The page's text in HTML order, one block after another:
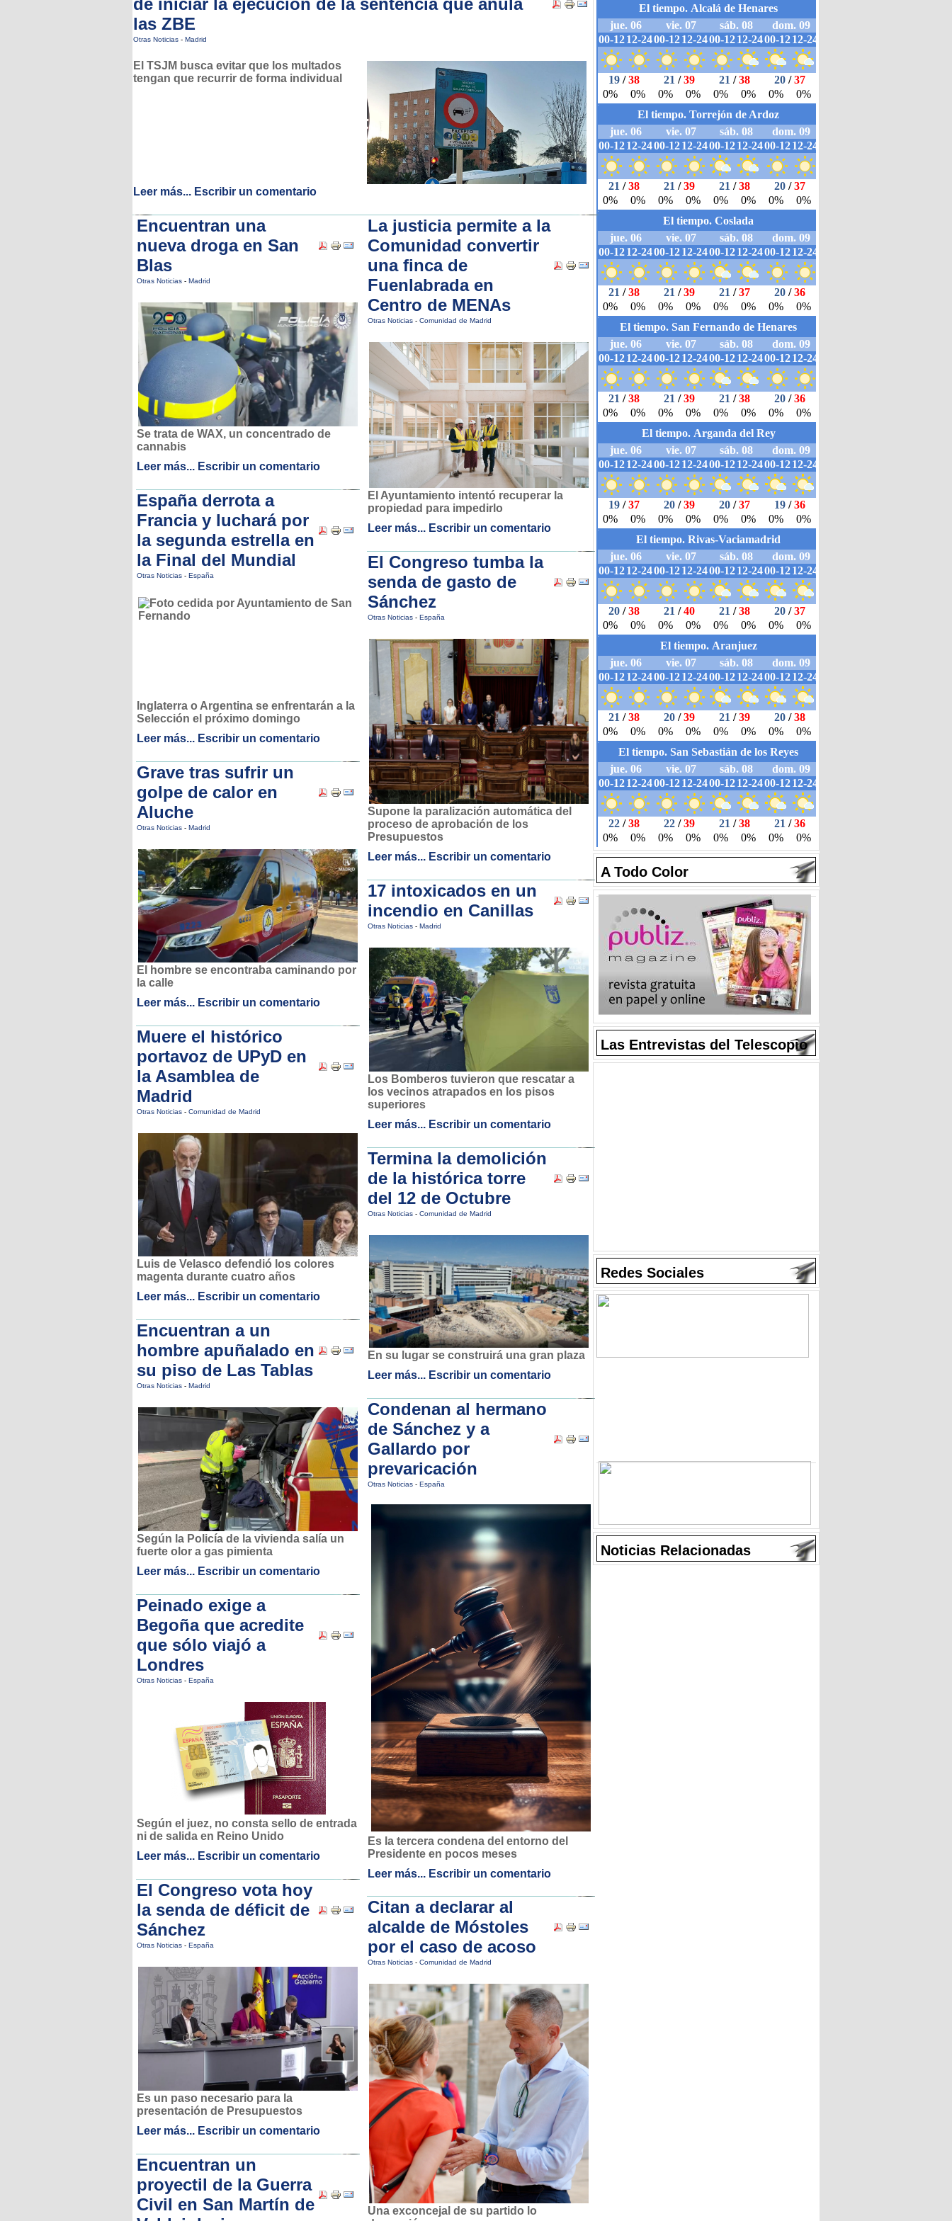
de iniciar la ejecución de la sentencia que anula
las ZBE
Otras Noticias - Madrid
El TSJM busca evitar que los multados
tengan que recurrir de forma individual
Leer más... Escribir un comentario
Encuentran una
nueva droga en San
Blas
Otras Noticias - Madrid
Se trata de WAX, un concentrado de
cannabis
Leer más... Escribir un comentario
España derrota a
Francia y luchará por
la segunda estrella en
la Final del Mundial
Otras Noticias - España
Inglaterra o Argentina se enfrentarán a la
Selección el próximo domingo
Leer más... Escribir un comentario
Grave tras sufrir un
golpe de calor en
Aluche
Otras Noticias - Madrid
El hombre se encontraba caminando por
la calle
Leer más... Escribir un comentario
Muere el histórico
portavoz de UPyD en
la Asamblea de
Madrid
Otras Noticias - Comunidad de Madrid
Luis de Velasco defendió los colores
magenta durante cuatro años
Leer más... Escribir un comentario
Encuentran a un
hombre apuñalado en
su piso de Las Tablas
Otras Noticias - Madrid
Según la Policía de la vivienda salía un
fuerte olor a gas pimienta
Leer más... Escribir un comentario
Peinado exige a
Begoña que acredite
que sólo viajó a
Londres
Otras Noticias - España
Según el juez, no consta sello de entrada
ni de salida en Reino Unido
Leer más... Escribir un comentario
El Congreso vota hoy
la senda de déficit de
Sánchez
Otras Noticias - España
Es un paso necesario para la
presentación de Presupuestos
Leer más... Escribir un comentario
Encuentran un
proyectil de la Guerra
Civil en San Martín de
La justicia permite a la
Comunidad convertir
una finca de
Fuenlabrada en
Centro de MENAs
Otras Noticias - Comunidad de Madrid
El Ayuntamiento intentó recuperar la
propiedad para impedirlo
Leer más... Escribir un comentario
El Congreso tumba la
senda de gasto de
Sánchez
Otras Noticias - España
Supone la paralización automática del
proceso de aprobación de los
Presupuestos
Leer más... Escribir un comentario
17 intoxicados en un
incendio en Canillas
Otras Noticias - Madrid
Los Bomberos tuvieron que rescatar a
los vecinos atrapados en los pisos
superiores
Leer más... Escribir un comentario
Termina la demolición
de la histórica torre
del 12 de Octubre
Otras Noticias - Comunidad de Madrid
En su lugar se construirá una gran plaza
Leer más... Escribir un comentario
Condenan al hermano
de Sánchez y a
Gallardo por
prevaricación
Otras Noticias - España
Es la tercera condena del entorno del
Presidente en pocos meses
Leer más... Escribir un comentario
Citan a declarar al
alcalde de Móstoles
por el caso de acoso
Otras Noticias - Comunidad de Madrid
Una exconcejal de su partido lo
A Todo Color
Las Entrevistas del Telescopio
Redes Sociales
Noticias Relacionadas